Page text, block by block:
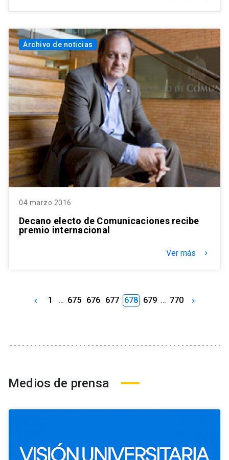
Archivo de noticias
04 marzo 2016
Decano electo de Comunicaciones recibe
premio internacional
Ver más keyboard_arrow_right
keyboard_arrow_left 1 … 675 676 677 678 679 … 770 keyboard_arrow_right
Medios de prensa